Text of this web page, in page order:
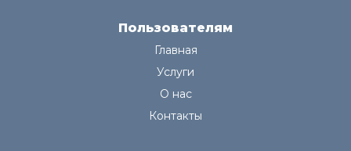
Пользователям
Главная
Услуги
О нас
Контакты